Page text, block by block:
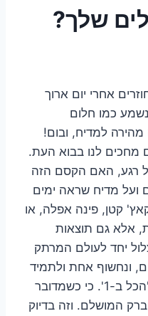
שלך?
אחרי יום ארוך
הרעיון של "הכל ב-1" נשמע כמו חלום
למדיח, ובום!
מחכים לנו בבוא העת.
רגע, האם הקסם הזה
ועל מדיח שראה ימים
קטן, פינה אפלה, או
אלא גם תוצאות
יחד לעולם המרתק
ונחשוף אחת ולתמיד
את האמת מאחורי הבטחת ה'הכל ב-1'. כי כשמדובר
המושלם. וזה בדיוק